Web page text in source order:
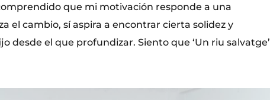
que mi motivación responde a una
el cambio, sí aspira a encontrar cierta solidez y
desde el que profundizar. Siento que ‘Un riu salvatge’